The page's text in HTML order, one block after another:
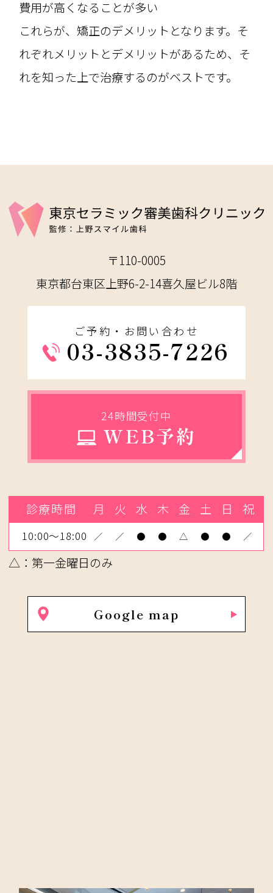
費用が高くなることが多い
これらが、矯正のデメリットとなります。そ
れぞれメリットとデメリットがあるため、そ
れを知った上で治療するのがベストです。
〒110-0005
東京都台東区上野6-2-14喜久屋ビル8階
ご予約・お問い合わせ
03-3835-7226
24時間受付中
WEB予約
診療時間 月 火 水 木 金 土 日 祝
10:00～18:00 ／ ／ ● ● △ ● ● ／
△：第一金曜日のみ
Google map